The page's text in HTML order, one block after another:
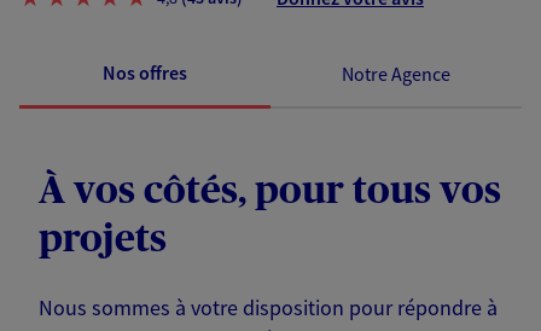
Nos offres Notre Agence
À vos côtés, pour tous vos
projets
Nous sommes à votre disposition pour répondre à